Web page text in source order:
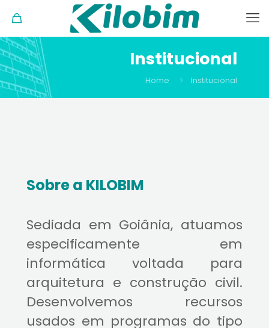
Institucional
Home Institucional
Sobre a KILOBIM
Sediada em Goiânia, atuamos
especificamente em
informática voltada para
arquitetura e construção civil.
Desenvolvemos recursos
usados em programas do tipo